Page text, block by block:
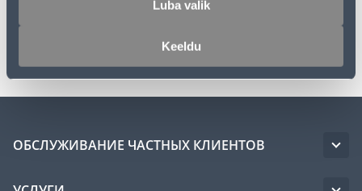
Luba valik
Keeldu
ОБСЛУЖИВАНИЕ ЧАСТНЫХ КЛИЕНТОВ